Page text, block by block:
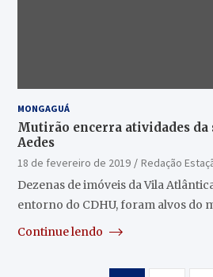
MONGAGUÁ
Mutirão encerra atividades da
Aedes
18 de fevereiro de 2019
Redação
Dezenas de imóveis da Vila
entorno do CDHU, foram alvos do
Continue lendo